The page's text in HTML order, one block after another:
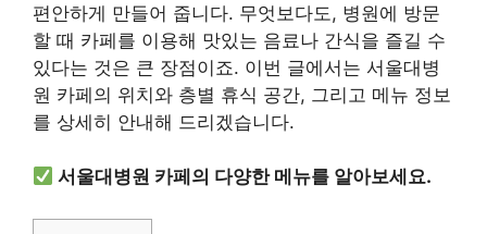
편안하게 만들어 줍니다. 무엇보다도, 병원에 방문
할 때 카페를 이용해 맛있는 음료나 간식을 즐길 수
있다는 것은 큰 장점이죠. 이번 글에서는 서울대병
원 카페의 위치와 층별 휴식 공간, 그리고 메뉴 정보
를 상세히 안내해 드리겠습니다.
서울대병원 카페의 다양한 메뉴를 알아보세요.